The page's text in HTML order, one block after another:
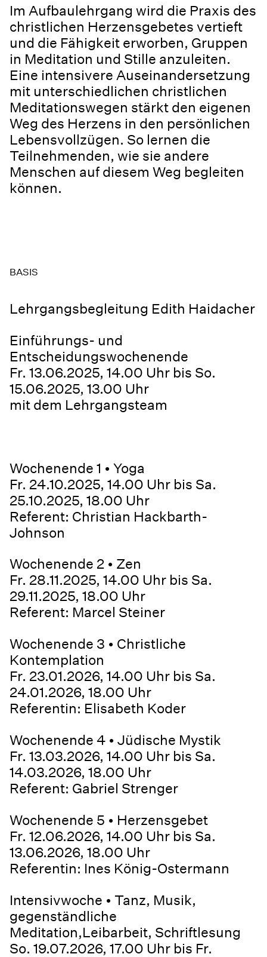
Im Aufbaulehrgang wird die Praxis des
christlichen Herzensgebetes vertieft
und die Fähigkeit erworben, Gruppen
in Meditation und Stille anzuleiten.
Eine intensivere Auseinandersetzung
mit unterschiedlichen christlichen
Meditationswegen stärkt den eigenen
Weg des Herzens in den persönlichen
Lebensvollzügen. So lernen die
Teilnehmenden, wie sie andere
Menschen auf diesem Weg begleiten
können.
BASIS
Lehrgangsbegleitung Edith Haidacher
Einführungs- und
Entscheidungswochenende
Fr. 13.06.2025, 14.00 Uhr bis So.
15.06.2025, 13.00 Uhr
mit dem Lehrgangsteam
Wochenende 1 • Yoga
Fr. 24.10.2025, 14.00 Uhr bis Sa.
25.10.2025, 18.00 Uhr
Referent: Christian Hackbarth-
Johnson
Wochenende 2 • Zen
Fr. 28.11.2025, 14.00 Uhr bis Sa.
29.11.2025, 18.00 Uhr
Referent: Marcel Steiner
Wochenende 3 • Christliche
Kontemplation
Fr. 23.01.2026, 14.00 Uhr bis Sa.
24.01.2026, 18.00 Uhr
Referentin: Elisabeth Koder
Wochenende 4 • Jüdische Mystik
Fr. 13.03.2026, 14.00 Uhr bis Sa.
14.03.2026, 18.00 Uhr
Referent: Gabriel Strenger
Wochenende 5 • Herzensgebet
Fr. 12.06.2026, 14.00 Uhr bis Sa.
13.06.2026, 18.00 Uhr
Referentin: Ines König-Ostermann
Intensivwoche • Tanz, Musik,
gegenständliche
Meditation,Leibarbeit, Schriftlesung
So. 19.07.2026, 17.00 Uhr bis Fr.